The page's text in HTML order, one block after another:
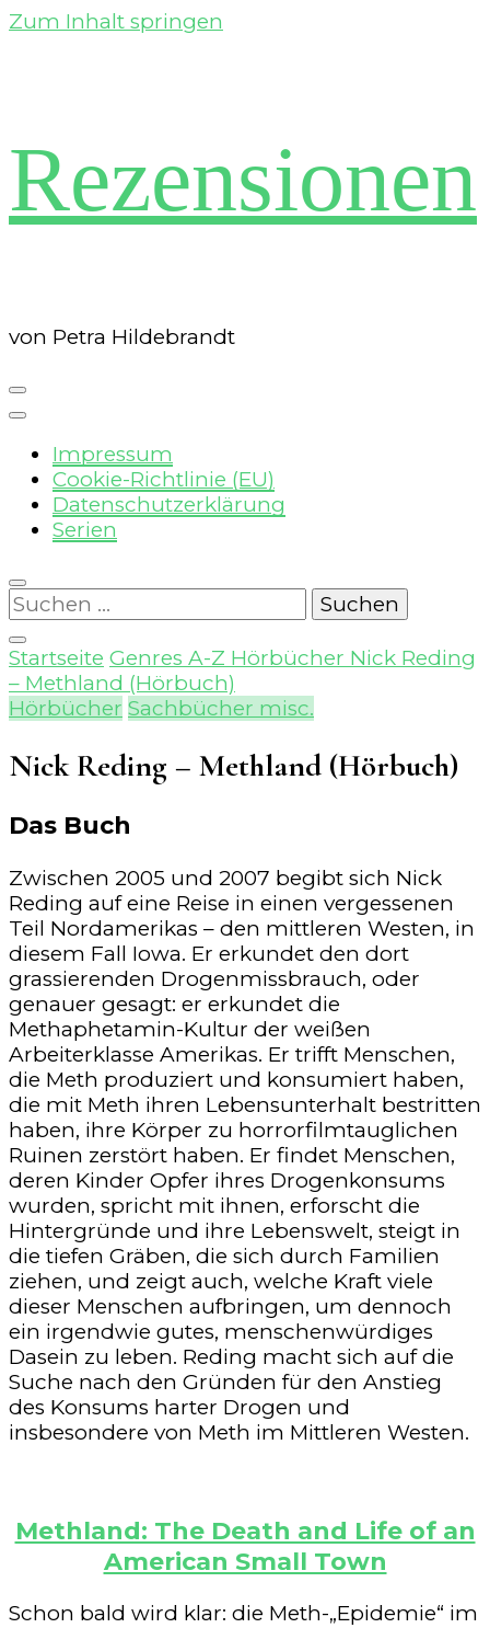
Zum Inhalt springen
Rezensionen
von Petra Hildebrandt
Impressum
Cookie-Richtlinie (EU)
Datenschutzerklärung
Serien
Suchen
nach:
Startseite Genres A-Z Hörbücher Nick Reding
– Methland (Hörbuch)
Hörbücher Sachbücher misc.
Nick Reding – Methland (Hörbuch)
Das Buch
Zwischen 2005 und 2007 begibt sich Nick
Reding auf eine Reise in einen vergessenen
Teil Nordamerikas – den mittleren Westen, in
diesem Fall Iowa. Er erkundet den dort
grassierenden Drogenmissbrauch, oder
genauer gesagt: er erkundet die
Methaphetamin-Kultur der weißen
Arbeiterklasse Amerikas. Er trifft Menschen,
die Meth produziert und konsumiert haben,
die mit Meth ihren Lebensunterhalt bestritten
haben, ihre Körper zu horrorfilmtauglichen
Ruinen zerstört haben. Er findet Menschen,
deren Kinder Opfer ihres Drogenkonsums
wurden, spricht mit ihnen, erforscht die
Hintergründe und ihre Lebenswelt, steigt in
die tiefen Gräben, die sich durch Familien
ziehen, und zeigt auch, welche Kraft viele
dieser Menschen aufbringen, um dennoch
ein irgendwie gutes, menschenwürdiges
Dasein zu leben. Reding macht sich auf die
Suche nach den Gründen für den Anstieg
des Konsums harter Drogen und
insbesondere von Meth im Mittleren Westen.
Methland: The Death and Life of an
American Small Town
Schon bald wird klar: die Meth-„Epidemie“ im